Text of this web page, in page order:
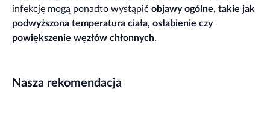
infekcję mogą ponadto wystąpić objawy ogólne, takie jak
podwyższona temperatura ciała, osłabienie czy
powiększenie węzłów chłonnych.
Nasza rekomendacja